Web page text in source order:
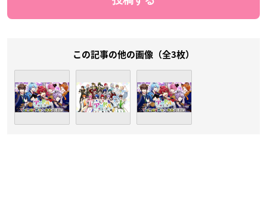
この記事の他の画像（全3枚）